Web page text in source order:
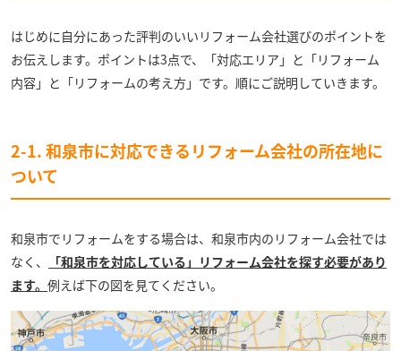
はじめに自分にあった評判のいいリフォーム会社選びのポイントを
お伝えします。ポイントは3点で、「対応エリア」と「リフォーム
内容」と「リフォームの考え方」です。順にご説明していきます。
2-1. 和泉市に対応できるリフォーム会社の所在地に
ついて
和泉市でリフォームをする場合は、和泉市内のリフォーム会社では
なく、
「和泉市を対応している」リフォーム会社を探す必要があり
ます。 例えば下の図を見てください。